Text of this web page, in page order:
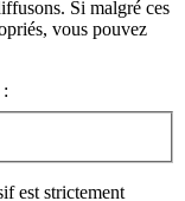
Si malgré ces
vous pouvez
est strictement